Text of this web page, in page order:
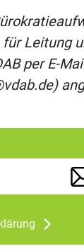
Leitung
per E-